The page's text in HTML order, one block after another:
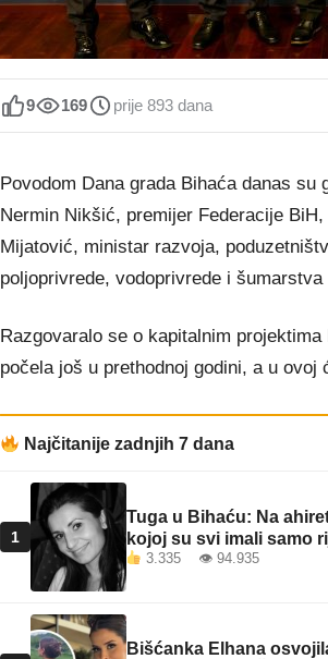
9 169 prije 893 dana
Povodom Dana grada Bihaća danas
Nermin Nikšić, premijer Federacije
Mijatović, ministar razvoja,
poljoprivrede, vodoprivrede i šumarstva
Razgovaralo se o kapitalnim
počela još u prethodnoj godini, a u
Najčitanije zadnjih 7 dana
1
Tuga u Bihaću: Na
kojoj su svi imali samo
3.335 👁 94.935
Bišćanka Elhana